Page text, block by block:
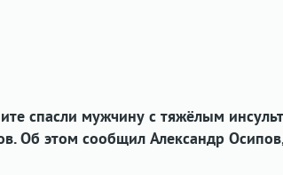
спасли мужчину с тяжёлым
Об этом сообщил Александр